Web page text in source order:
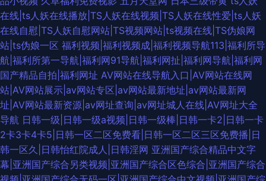
在线|ts人妖在线播放|TS人妖在线视频|TS人妖在线性爱|ts人妖
在线自慰|TS人妖自慰网站|TS视频网站|ts视频在线|TS伪娘网
站|ts伪娘一区 福利视频|福利视频成|福利视频导航113|福利所导
航|福利所第一导航|福利网91导航|福利网扯|福利网导航|福利网
国产精品自拍|福利网址 AV网站在线导航入口|AV网站在线网
站|AV网站展示|av网站专区|av网站最新地址|av网站最新网
址|AV网站最新资源|av网址查询|av网址城人在线|AV网址大全
导航 日韩一级|日韩一级a视频|日韩一级棒|日韩一卡2|日韩一卡
2卡3卡4卡5|日韩一区二区免费看|日韩一区二区三区免费播|日
韩一区久|日韩怡红院成人|日韩淫网 亚洲国产综合精品中文字
幕|亚洲国产综合另类视频|亚洲国产综合区色综合|亚洲国产综合